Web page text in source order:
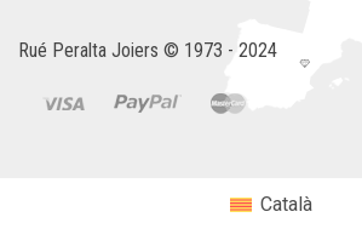
Rué Peralta Joiers © 1973 - 2024
Català